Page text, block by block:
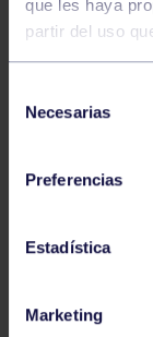
que les haya
partir del uso
Necesarias
Preferencias
Estadística
Marketing
Balonmano
LEO
Balonmano